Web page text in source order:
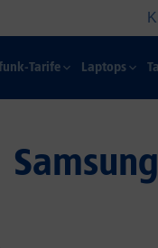
Tarife Laptops